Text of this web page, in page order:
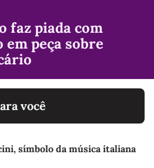
faz piada com
peça sobre
você
símbolo da música italiana